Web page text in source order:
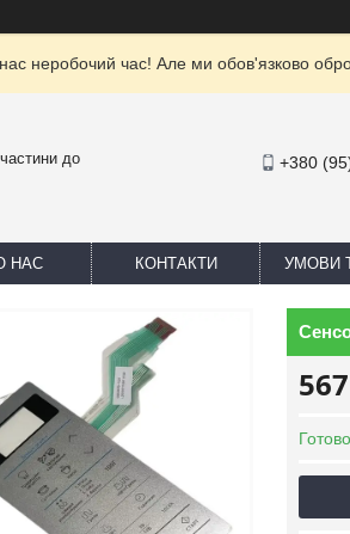
нас неробочий час! Але ми обов'язково
до
+380
НАС КОНТАКТИ УМОВИ